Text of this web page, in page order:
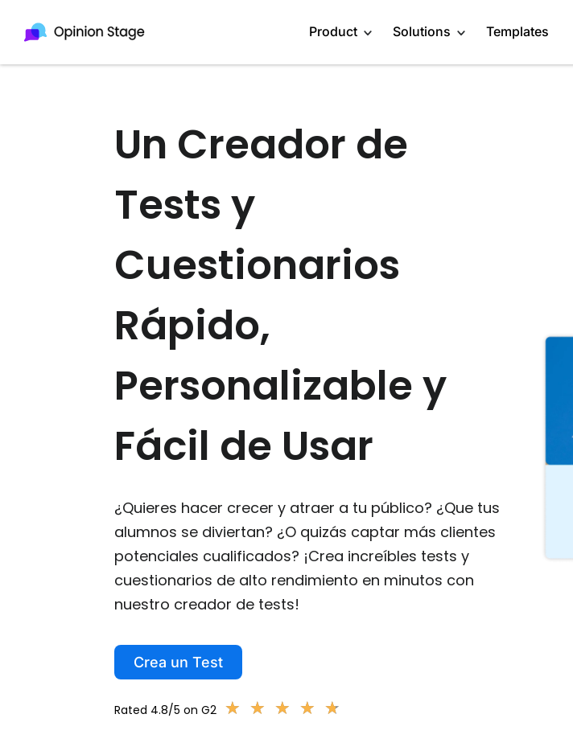
Product Solutions
Engage Audience
Recommend Products
Templates
Un Creador de
Tests y
Cuestionarios
Rápido,
Personalizable y
Fácil de Usar
¿Quieres hacer crecer y atraer a tu público? ¿Que tus
alumnos se diviertan? ¿O quizás captar más clientes
potenciales cualificados? ¡Crea increíbles tests y
cuestionarios de alto rendimiento en minutos con
nuestro creador de tests!
Crea un Test
Rated 4.8/5 on G2 ★ ★ ★ ★ ★
★ ★ ★ ★ ★